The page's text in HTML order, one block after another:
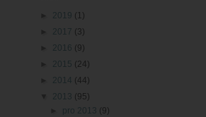
2019 (1)
2017 (3)
2016 (9)
2015 (24)
2014 (44)
2013 (95)
pro 2013 (9)